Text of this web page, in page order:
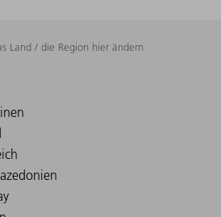
Land / die Region hier ändern